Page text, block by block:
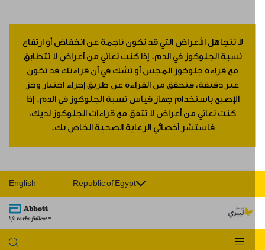
لا تتجاهل الأعراض التي قد تكون ناجمة عن انخفاض أو ارتفاع
نسبة الجلوكوز في الدم. إذا كنت تعاني من أعراض لا تتطابق
مع قراءة جلوكوز المجس أو تشك في أن قراءتك قد تكون
غير دقيقة، فتحقق من القراءة عن طريق إجراء اختبار وخز
الإصبع باستخدام جهاز قياس نسبة الجلوكوز في الدم. إذا
كنت تعاني من أعراض لا تتفق مع قراءات الجلوكوز لديك،
فاستشر أخصائي الرعاية الصحية الخاص بك.
Republic of Egypt
English